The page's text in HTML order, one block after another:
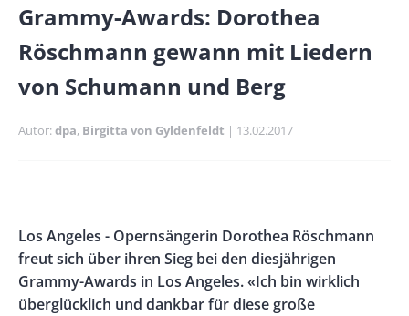
Banner
Size
Grammy-Awards: Dorothea
Röschmann gewann mit Liedern
von Schumann und Berg
Autor dpa Birgitta von Gyldenfeldt Publikationsdatum
13.02.2017
Left
Rectangle
Right
Body
Los Angeles - Opernsängerin Dorothea Röschmann
freut sich über ihren Sieg bei den diesjährigen
Grammy-Awards in Los Angeles. «Ich bin wirklich
überglücklich und dankbar für diese große